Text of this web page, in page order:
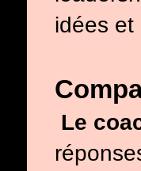
idées et
Le